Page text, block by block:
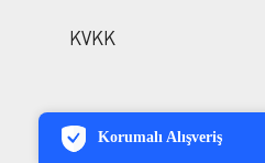
Korumalı Alışveriş
7/24 Canlı Destek
iyzico Korumalı Alışveriş
KVKK